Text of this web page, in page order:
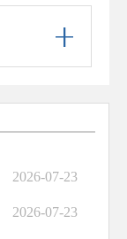
2026-07-23
2026-07-23